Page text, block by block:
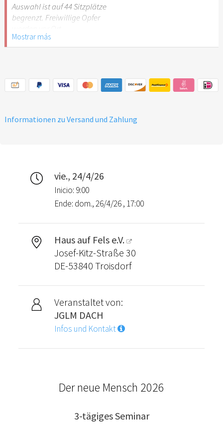
Auswahl ist auf 44 Sitzplätze
begrenzt. Freiwillige Opfer
eingesammelt.
Mostrar más
Informationen zu Versand und Zahlung
vie., 24/4/26
Inicio: 9:00
Ende: dom., 26/4/26 , 17:00
Haus auf Fels e.V.
Josef-Kitz-Straße 30
DE-53840 Troisdorf
Veranstaltet von:
JGLM DACH
Infos und Kontakt
Der neue Mensch 2026
3-tägiges Seminar